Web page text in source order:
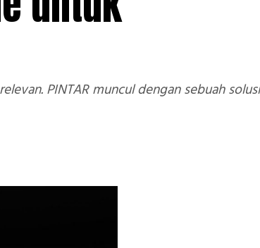
PINTAR muncul dengan sebuah